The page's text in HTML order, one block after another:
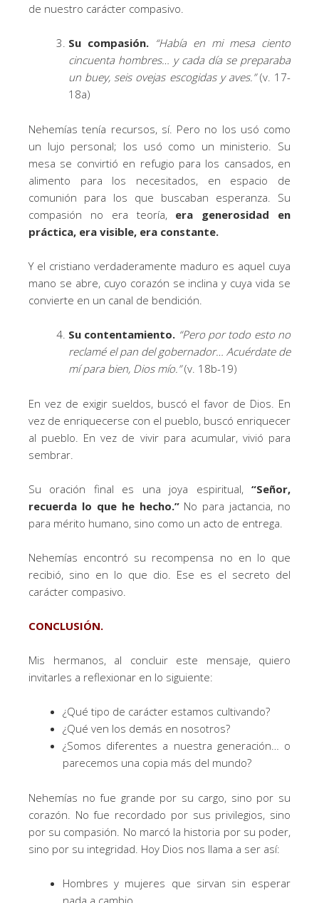
de nuestro carácter compasivo.
Su compasión. “Había en mi mesa ciento
cincuenta hombres… y cada día se preparaba
un buey, seis ovejas escogidas y aves.”(v. 17-
18a)
Nehemías tenía recursos, sí. Pero no los usó como
un lujo personal; los usó como un ministerio. Su
mesa se convirtió en refugio para los cansados, en
alimento para los necesitados, en espacio de
comunión para los que buscaban esperanza. Su
compasión no era teoría, era generosidad en
práctica, era visible, era constante.
Y el cristiano verdaderamente maduro es aquel cuya
mano se abre, cuyo corazón se inclina y cuya vida se
convierte en un canal de bendición.
Su contentamiento. “Pero por todo esto no
reclamé el pan del gobernador… Acuérdate de
mí para bien, Dios mío.”(v. 18b-19)
En vez de exigir sueldos, buscó el favor de Dios. En
vez de enriquecerse con el pueblo, buscó enriquecer
al pueblo. En vez de vivir para acumular, vivió para
sembrar.
Su oración final es una joya espiritual, “Señor,
recuerda lo que he hecho.”No para jactancia, no
para mérito humano, sino como un acto de entrega.
Nehemías encontró su recompensa no en lo que
recibió, sino en lo que dio. Ese es el secreto del
carácter compasivo.
CONCLUSIÓN.
Mis hermanos, al concluir este mensaje, quiero
invitarles a reflexionar en lo siguiente:
¿Qué tipo de carácter estamos cultivando?
¿Qué ven los demás en nosotros?
¿Somos diferentes a nuestra generación… o
parecemos una copia más del mundo?
Nehemías no fue grande por su cargo, sino por su
corazón. No fue recordado por sus privilegios, sino
por su compasión. No marcó la historia por su poder,
sino por su integridad. Hoy Dios nos llama a ser así:
Hombres y mujeres que sirvan sin esperar
nada a cambio.